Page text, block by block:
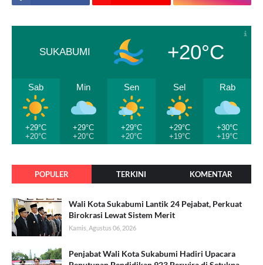
SUKABUMI +20°C
Sab
+29°C
+20°C
Min
+29°C
+20°C
Sen
+29°C
+20°C
Sel
+29°C
+19°C
Rab
+30°C
+19°C
POPULER TERKINI KOMENTAR
Wali Kota Sukabumi Lantik 24 Pejabat, Perkuat
Birokrasi Lewat Sistem Merit
Kamis, Agustus 06, 2026
Penjabat Wali Kota Sukabumi Hadiri Upacara